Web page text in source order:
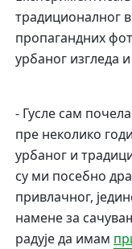
традиционалног
пропагандних
урбаног изгледа
- Гусле сам
пре неколико
урбаног и
су ми посебно
привлачног,
намене за
радује да имам